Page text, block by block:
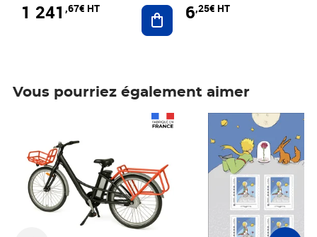
1 241 ,67€ HT Ajouter au panier
6,25€ HT
Vous pourriez également aimer
Prix 6,25€ HT